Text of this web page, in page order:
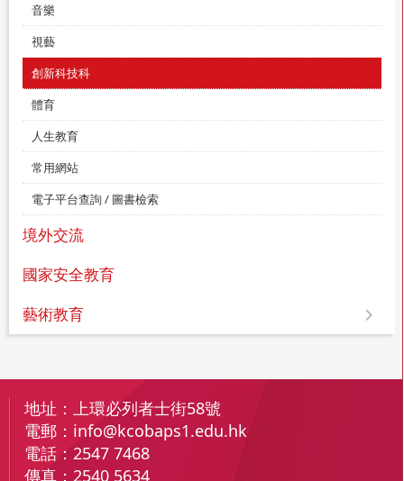
音樂
視藝
創新科技科
體育
人生教育
常用網站
電子平台查詢 / 圖書檢索
境外交流
國家安全教育
藝術教育
地址：上環必列者士街58號
電郵： info@kcobaps1.edu.hk
電話：2547 7468
傳真： 2540 5634